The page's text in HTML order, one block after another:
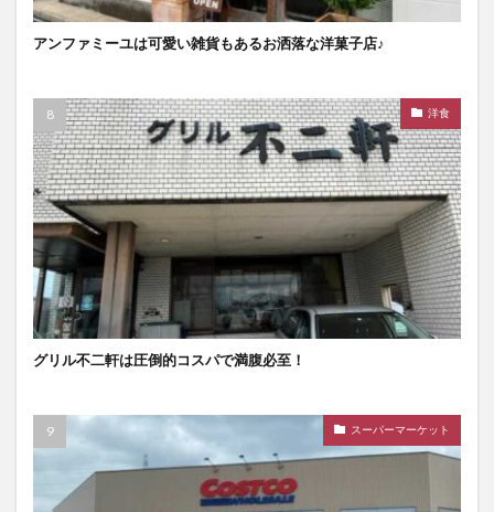
アンファミーユは可愛い雑貨もあるお洒落な洋菓子店♪
洋食
グリル不二軒は圧倒的コスパで満腹必至！
スーパーマーケット